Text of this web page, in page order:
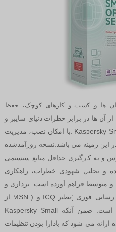
ها و کسب و کارهای کوچک، حفظ
آن ها در برابر خطرات دنیای سایبر و
. Kaspersky با امکان نصب، مدیریت
این زمینه می باشد.نسخه روزآمدشده
و به کارگیری حداقل منابع سیستمی
و تحلیل شهودی خطرات، راهکاری
متوسط فراهم آورده است. برداری و
رسانی فوری (نظیر ICQ و MSN ) از
است. ضمن آنکه Kaspersky Small
ارائه می شود که بادارا بودن تنظیمات